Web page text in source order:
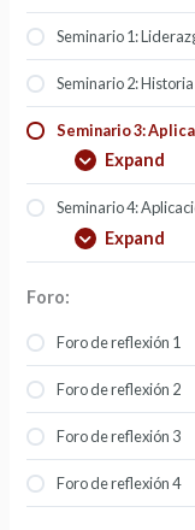
Seminario 1:
Seminario 2:
Seminario 3:
Expand
Seminario 4:
Expand
Foro:
Foro de reflexión 1
Foro de reflexión 2
Foro de reflexión 3
Foro de reflexión 4